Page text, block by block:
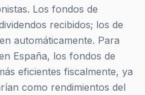
Los fondos de
recibidos; los de
automáticamente. Para
España, los fondos de
eficientes fiscalmente, ya
como rendimientos del